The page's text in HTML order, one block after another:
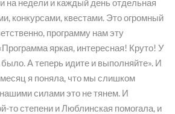
на недели и каждый день отдельная
конкурсами, квестами. Это огромный
программу нам эту
яркая, интересная! Круто! У
было. А теперь идите и выполняйте». И
я поняла, что мы слишком
силами это не тянем. И
то степени и Люблинская помогала, и